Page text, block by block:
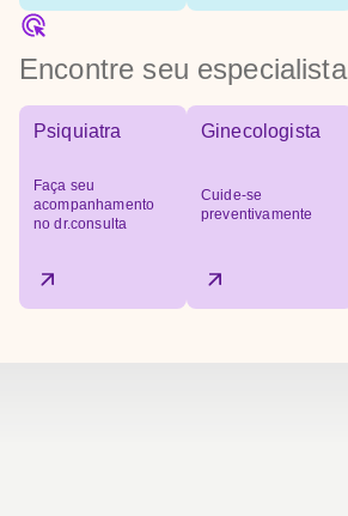
Encontre seu especialista
Psiquiatra
Faça seu
acompanhamento
no dr.consulta
Ginecologista
Cuide-se
preventivamente